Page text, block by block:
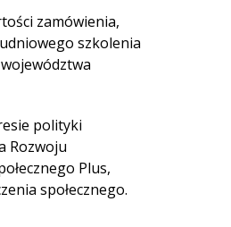
zamówienia,
szkolenia
polityki
Rozwoju
Plus,
społecznego.